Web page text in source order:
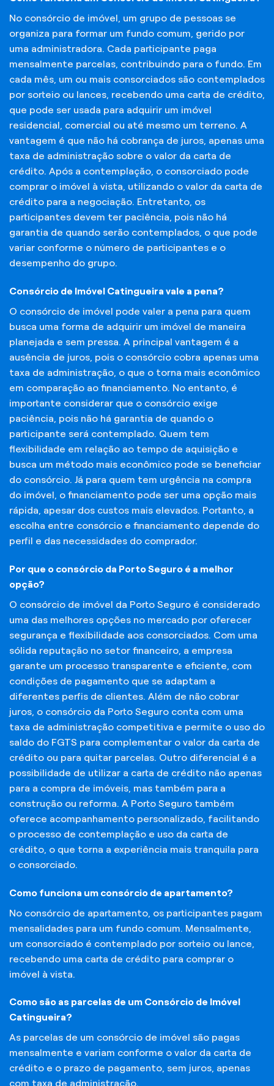
No consórcio de imóvel, um grupo de pessoas se
organiza para formar um fundo comum, gerido por
uma administradora. Cada participante paga
mensalmente parcelas, contribuindo para o fundo. Em
cada mês, um ou mais consorciados são contemplados
por sorteio ou lances, recebendo uma carta de crédito,
que pode ser usada para adquirir um imóvel
residencial, comercial ou até mesmo um terreno. A
vantagem é que não há cobrança de juros, apenas uma
taxa de administração sobre o valor da carta de
crédito. Após a contemplação, o consorciado pode
comprar o imóvel à vista, utilizando o valor da carta de
crédito para a negociação. Entretanto, os
participantes devem ter paciência, pois não há
garantia de quando serão contemplados, o que pode
variar conforme o número de participantes e o
desempenho do grupo.
Consórcio de Imóvel Catingueira vale a pena?
O consórcio de imóvel pode valer a pena para quem
busca uma forma de adquirir um imóvel de maneira
planejada e sem pressa. A principal vantagem é a
ausência de juros, pois o consórcio cobra apenas uma
taxa de administração, o que o torna mais econômico
em comparação ao financiamento. No entanto, é
importante considerar que o consórcio exige
paciência, pois não há garantia de quando o
participante será contemplado. Quem tem
flexibilidade em relação ao tempo de aquisição e
busca um método mais econômico pode se beneficiar
do consórcio. Já para quem tem urgência na compra
do imóvel, o financiamento pode ser uma opção mais
rápida, apesar dos custos mais elevados. Portanto, a
escolha entre consórcio e financiamento depende do
perfil e das necessidades do comprador.
Por que o consórcio da Porto Seguro é a melhor
opção?
O consórcio de imóvel da Porto Seguro é considerado
uma das melhores opções no mercado por oferecer
segurança e flexibilidade aos consorciados. Com uma
sólida reputação no setor financeiro, a empresa
garante um processo transparente e eficiente, com
condições de pagamento que se adaptam a
diferentes perfis de clientes. Além de não cobrar
juros, o consórcio da Porto Seguro conta com uma
taxa de administração competitiva e permite o uso do
saldo do FGTS para complementar o valor da carta de
crédito ou para quitar parcelas. Outro diferencial é a
possibilidade de utilizar a carta de crédito não apenas
para a compra de imóveis, mas também para a
construção ou reforma. A Porto Seguro também
oferece acompanhamento personalizado, facilitando
o processo de contemplação e uso da carta de
crédito, o que torna a experiência mais tranquila para
o consorciado.
Como funciona um consórcio de apartamento?
No consórcio de apartamento, os participantes pagam
mensalidades para um fundo comum. Mensalmente,
um consorciado é contemplado por sorteio ou lance,
recebendo uma carta de crédito para comprar o
imóvel à vista.
Como são as parcelas de um Consórcio de Imóvel
Catingueira?
As parcelas de um consórcio de imóvel são pagas
mensalmente e variam conforme o valor da carta de
crédito e o prazo de pagamento, sem juros, apenas
com taxa de administração.